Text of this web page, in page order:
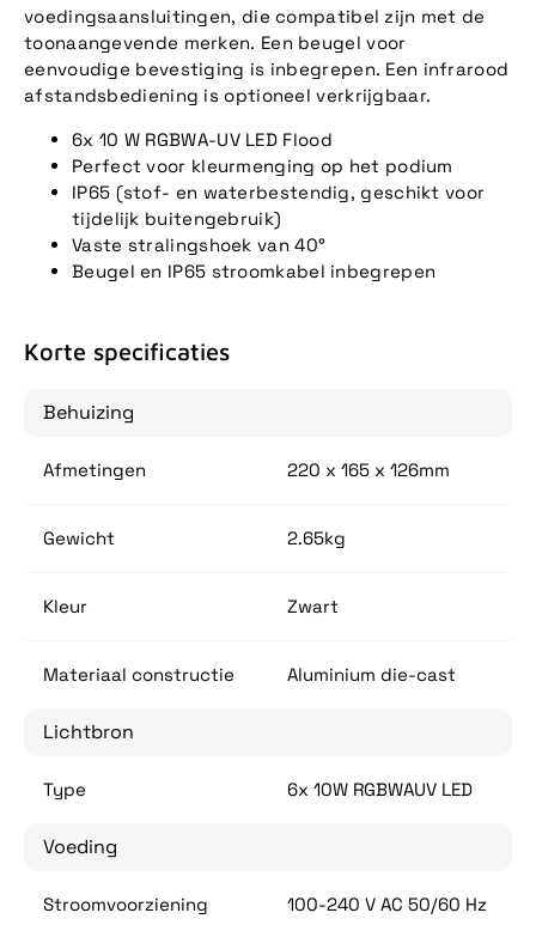
voedingsaansluitingen, die compatibel zijn met de
toonaangevende merken. Een beugel voor
eenvoudige bevestiging is inbegrepen. Een infrarood
afstandsbediening is optioneel verkrijgbaar.
6x 10 W RGBWA-UV LED Flood
Perfect voor kleurmenging op het podium
IP65 (stof- en waterbestendig, geschikt voor
tijdelijk buitengebruik)
Vaste stralingshoek van 40°
Beugel en IP65 stroomkabel inbegrepen
Korte specificaties
Behuizing
Afmetingen 220 x 165 x 126mm
Gewicht 2.65kg
Kleur Zwart
Materiaal constructie Aluminium die-cast
Lichtbron
Type 6x 10W RGBWAUV LED
Voeding
Stroomvoorziening 100-240 V AC 50/60 Hz